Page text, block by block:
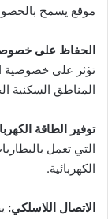
موقع يسمح
الحفاظ على
تؤثر على خصوصية
المناطق السكنية
توفير الطاقة
التي تعمل
الكهربائية.
الاتصال اللاسلكي: